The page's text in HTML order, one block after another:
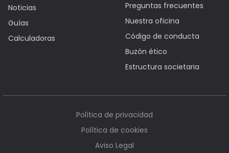
Noticias
Guías
Calculadoras
Preguntas frecuentes
Nuestra oficina
Código de conducta
Buzón ético
Estructura societaria
Política de privacidad
Política de cookies
Aviso Legal